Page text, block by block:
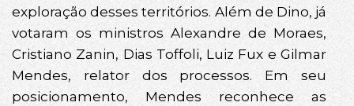
exploração desses territórios. Além de Dino, já
votaram os ministros Alexandre de Moraes,
Cristiano Zanin, Dias Toffoli, Luiz Fux e Gilmar
Mendes, relator dos processos. Em seu
posicionamento, Mendes reconhece as